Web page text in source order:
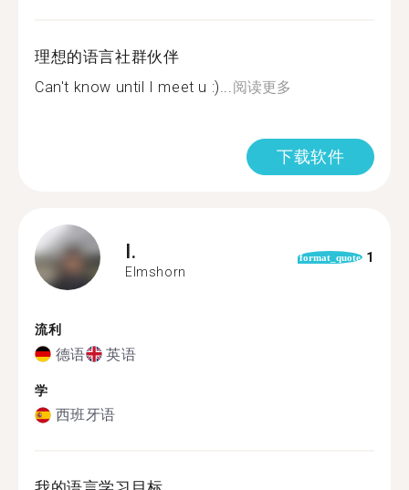
理想的语言社群伙伴
Can't know until I meet u :)...阅读更多
下载软件
I.
Elmshorn
format_quote 1
流利
德语 英语
学
西班牙语